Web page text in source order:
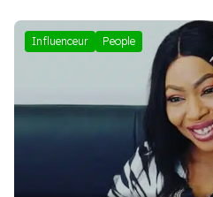
Influenceur People